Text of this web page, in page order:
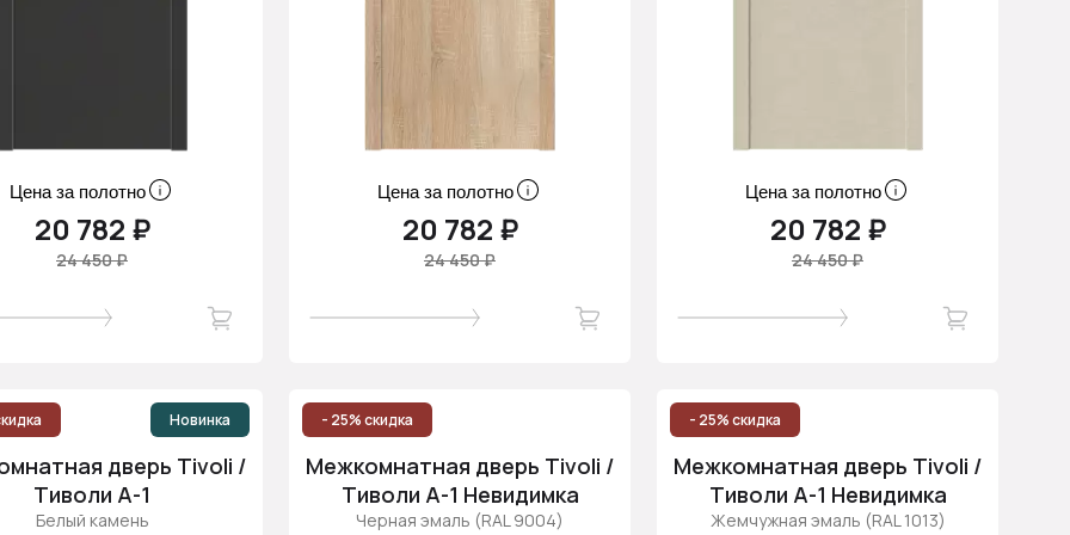
Цена за полотно
20 782 ₽
24 450 ₽
Цена за полотно
20 782 ₽
24 450 ₽
Цена за полотно
20 782 ₽
24 450 ₽
Новинка
дверь Tivoli /
Тиволи А-1
Белый камень
- 25% скидка
Межкомнатная дверь Tivoli /
Тиволи А-1 Невидимка
Черная эмаль (RAL 9004)
- 25% скидка
Межкомнатная дверь Tivoli /
Тиволи А-1 Невидимка
Жемчужная эмаль (RAL 1013)